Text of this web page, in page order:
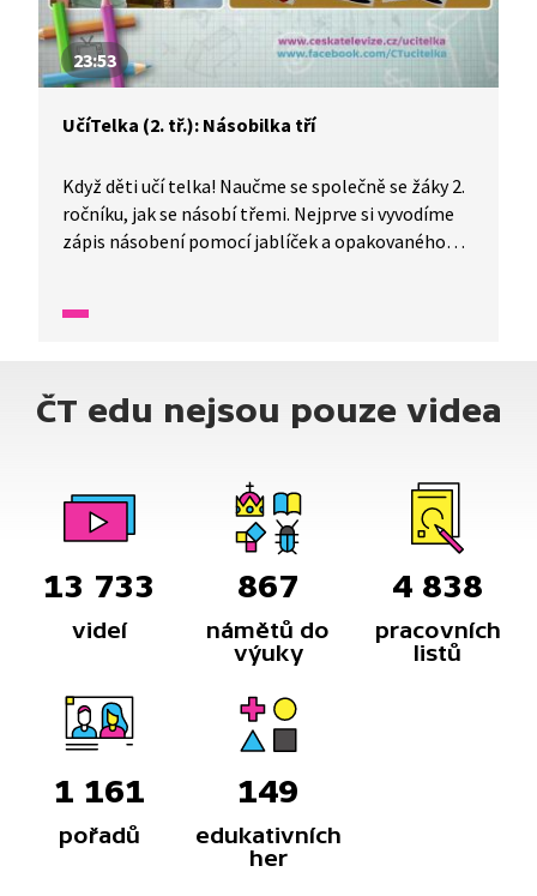
23:53
UčíTelka (2. tř.): Násobilka tří
Když děti učí telka! Naučme se společně se žáky 2.
ročníku, jak se násobí třemi. Nejprve si vyvodíme
zápis násobení pomocí jablíček a opakovaného
na matematických hrách s kartičkami a s míčem.
ČT edu nejsou pouze videa
13 733
videí
867
námětů do
výuky
4 838
pracovních
listů
1 161
pořadů
149
edukativních
her